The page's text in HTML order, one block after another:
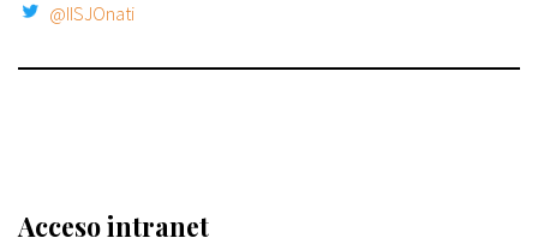
@IISJOnati
Acceso intranet